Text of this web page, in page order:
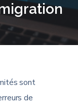
sont
de